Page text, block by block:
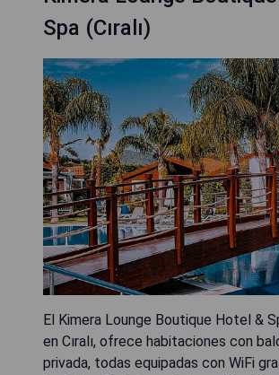
Spa (Cıralı)
El Kimera Lounge Boutique Hotel &
en Cıralı, ofrece habitaciones con
privada, todas equipadas con WiFi